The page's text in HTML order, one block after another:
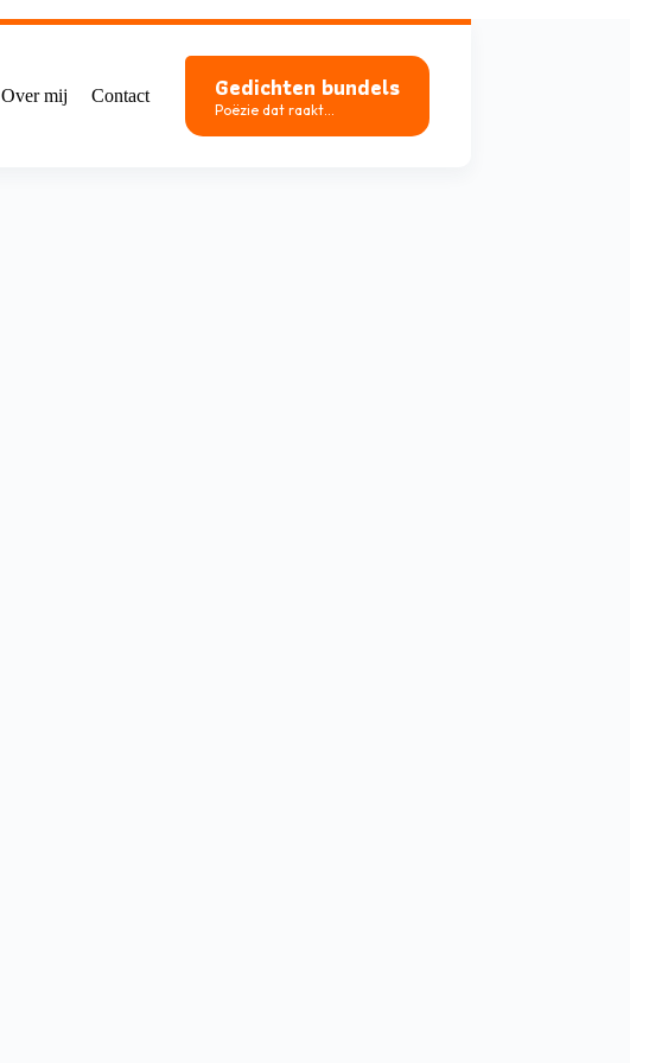
Over mij Contact Gedichten bundels
Poëzie dat raakt...